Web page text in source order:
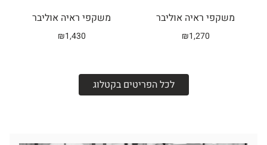
משקפי ראיה אוליבר
₪1,430
משקפי ראיה אוליבר
₪1,270
לכל הפריטים בקטלוג